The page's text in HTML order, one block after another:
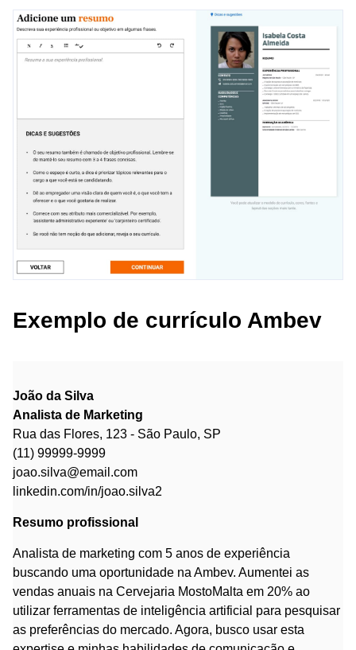
Exemplo de currículo Ambev
João da Silva
Analista de Marketing
Rua das Flores, 123 - São Paulo, SP
(11) 99999-9999
joao.silva@email.com
linkedin.com/in/joao.silva2
Resumo profissional
Analista de marketing com 5 anos de experiência
buscando uma oportunidade na Ambev. Aumentei as
vendas anuais na Cervejaria MostoMalta em 20% ao
utilizar ferramentas de inteligência artificial para pesquisar
as preferências do mercado. Agora, busco usar esta